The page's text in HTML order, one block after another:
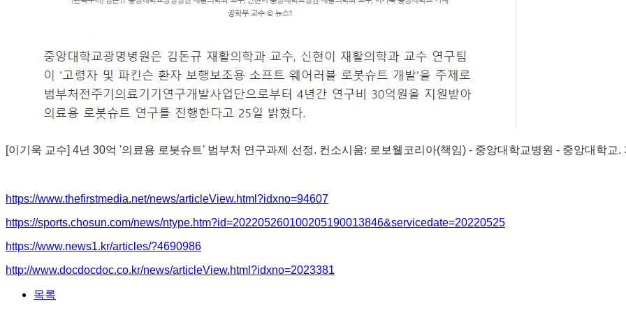
[이기욱 교수] 4년 30억 '의료용 로봇슈트' 범부처 연구과제 선정. 컨소시움: 로보웰코리아(책임) - 중앙대학교병원 - 중앙대학교.
https://www.thefirstmedia.net/news/articleView.html?idxno=94607
https://sports.chosun.com/news/ntype.htm?id=202205260100205190013846&servicedate=20220525
https://www.news1.kr/articles/?4690986
http://www.docdocdoc.co.kr/news/articleView.html?idxno=2023381
목록